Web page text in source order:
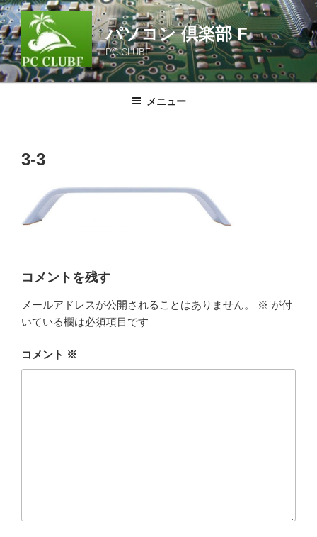
コ
ン
テ
ン
ツ
パソコン 倶楽部 F
PC CLUBF
メニュー
3-3
コメントを残す
メールアドレスが公開されることはありません。 ※ が付
いている欄は必須項目です
コメント ※